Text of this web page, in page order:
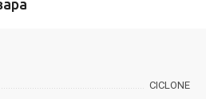
CICLONE